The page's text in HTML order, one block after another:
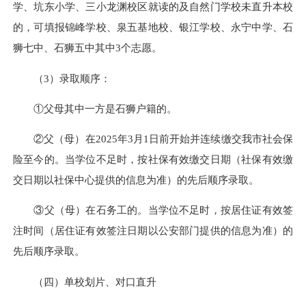
学、坑东小学、三小龙渊校区就读的及自然门学校未直升本校
的，可填报锦峰学校、泉五基地校、银江学校、永宁中学、石
狮七中、石狮五中其中3个志愿。
（3）录取顺序：
①父母其中一方是石狮户籍的。
②父（母）在2025年3月1日前开始并连续缴交我市社会保
险至今的。当学位不足时，按社保有效缴交日期（社保有效缴
交日期以社保中心提供的信息为准）的先后顺序录取。
③父（母）在石务工的。当学位不足时，按居住证有效签
注时间（居住证有效签注日期以公安部门提供的信息为准）的
先后顺序录取。
（四）单校划片、对口直升